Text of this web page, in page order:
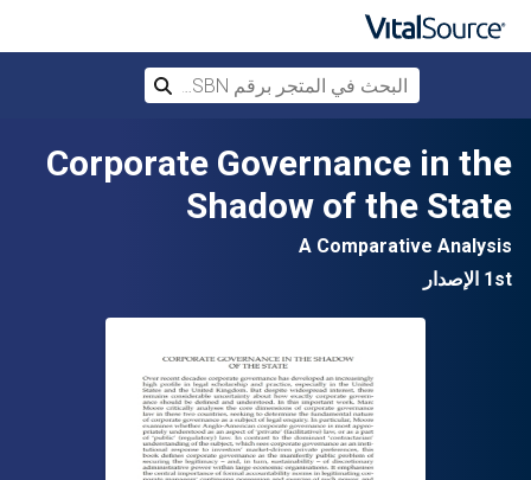
Corporate Governance in the
Shadow of the State
A Comparative Analysis
1st الإصدار